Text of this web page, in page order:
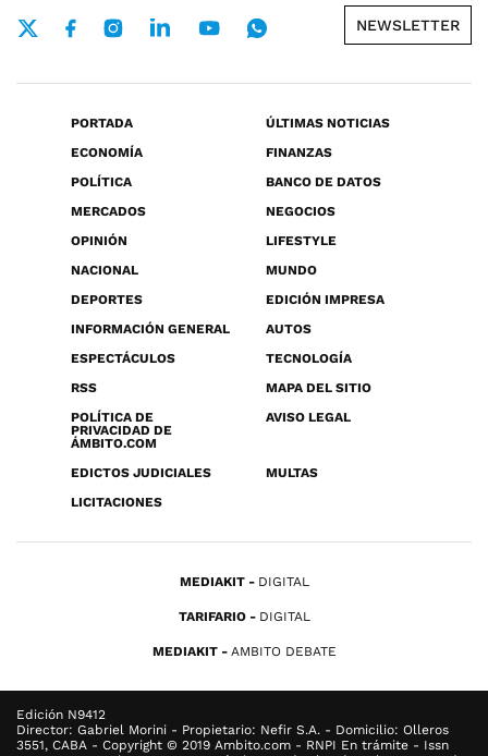
NEWSLETTER
PORTADA
ÚLTIMAS NOTICIAS
ECONOMÍA
FINANZAS
POLÍTICA
BANCO DE DATOS
MERCADOS
NEGOCIOS
OPINIÓN
LIFESTYLE
NACIONAL
MUNDO
DEPORTES
EDICIÓN IMPRESA
INFORMACIÓN GENERAL
AUTOS
ESPECTÁCULOS
TECNOLOGÍA
RSS
MAPA DEL SITIO
POLÍTICA DE
PRIVACIDAD DE
ÁMBITO.COM
AVISO LEGAL
EDICTOS JUDICIALES
MULTAS
LICITACIONES
MEDIAKIT DIGITAL
TARIFARIO DIGITAL
MEDIAKIT AMBITO DEBATE
Edición N9412
Director: Gabriel Morini - Propietario: Nefir S.A. - Domicilio: Olleros
3551, CABA - Copyright © 2019 Ambito.com - RNPI En trámite - Issn